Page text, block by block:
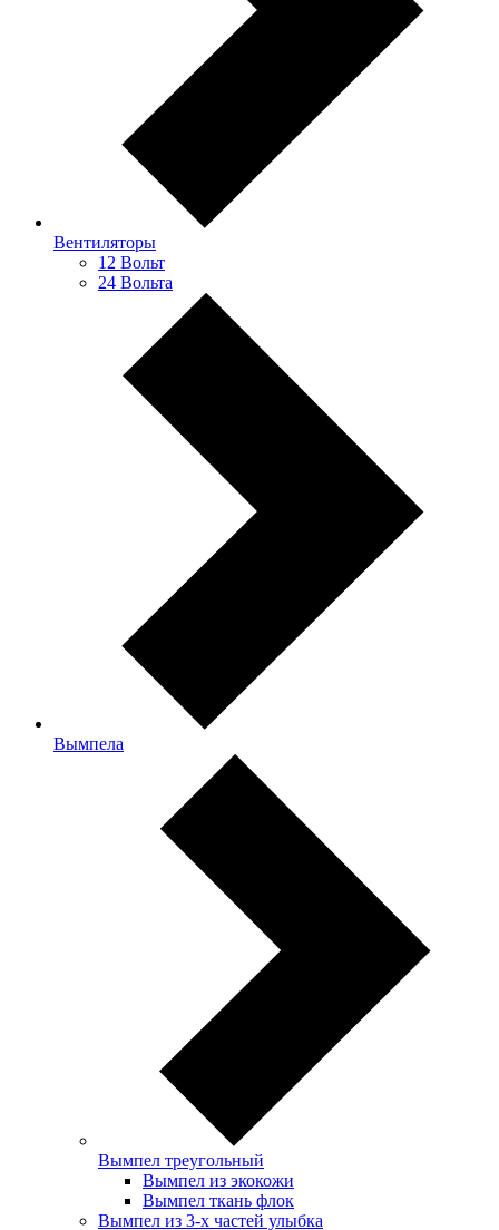
Вентиляторы
12 Вольт
24 Вольта
Вымпела
Вымпел треугольный
Вымпел из экокожи
Вымпел ткань флок
Вымпел из 3-х частей улыбка